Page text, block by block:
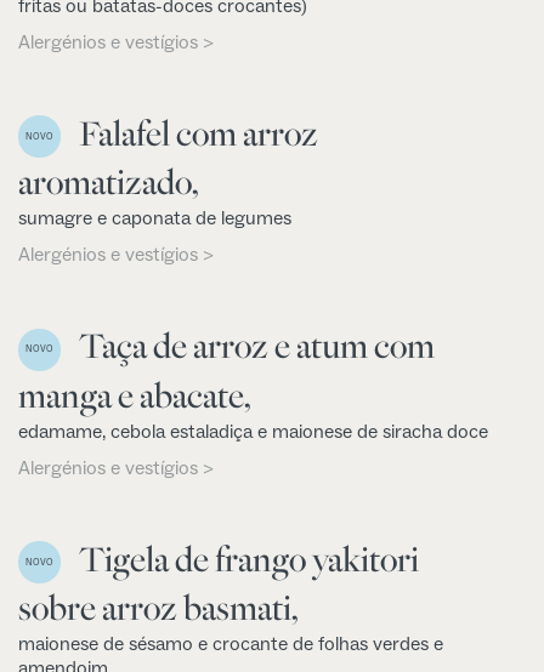
fritas ou batatas-doces crocantes)
Alergénios e vestígios >
NOVO
Falafel com arroz
aromatizado,
sumagre e caponata de legumes
Alergénios e vestígios >
NOVO
Taça de arroz e atum com
manga e abacate,
edamame, cebola estaladiça e maionese de siracha doce
Alergénios e vestígios >
NOVO
Tigela de frango yakitori
sobre arroz basmati,
maionese de sésamo e crocante de folhas verdes e